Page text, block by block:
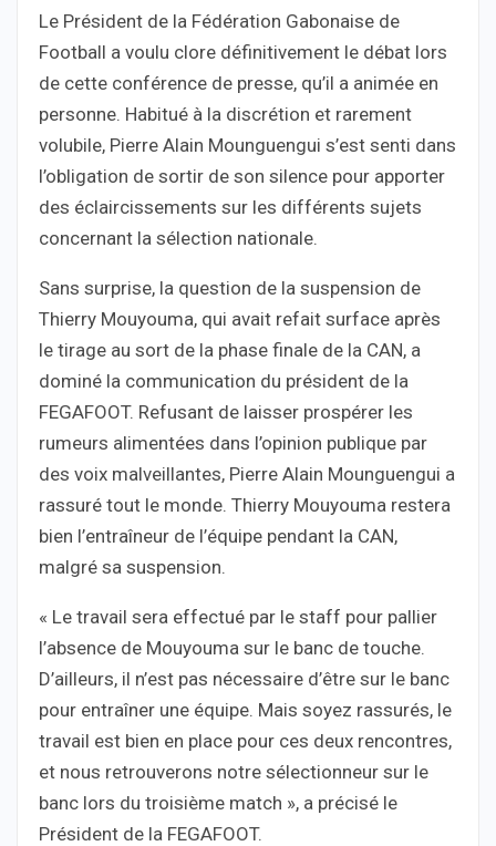
Le Président de la Fédération Gabonaise de
Football a voulu clore définitivement le débat lors
de cette conférence de presse, qu’il a animée en
personne. Habitué à la discrétion et rarement
volubile, Pierre Alain Mounguengui s’est senti dans
l’obligation de sortir de son silence pour apporter
des éclaircissements sur les différents sujets
concernant la sélection nationale.
Sans surprise, la question de la suspension de
Thierry Mouyouma, qui avait refait surface après
le tirage au sort de la phase finale de la CAN, a
dominé la communication du président de la
FEGAFOOT. Refusant de laisser prospérer les
rumeurs alimentées dans l’opinion publique par
des voix malveillantes, Pierre Alain Mounguengui a
rassuré tout le monde. Thierry Mouyouma restera
bien l’entraîneur de l’équipe pendant la CAN,
malgré sa suspension.
« Le travail sera effectué par le staff pour pallier
l’absence de Mouyouma sur le banc de touche.
D’ailleurs, il n’est pas nécessaire d’être sur le banc
pour entraîner une équipe. Mais soyez rassurés, le
travail est bien en place pour ces deux rencontres,
et nous retrouverons notre sélectionneur sur le
banc lors du troisième match », a précisé le
Président de la FEGAFOOT.